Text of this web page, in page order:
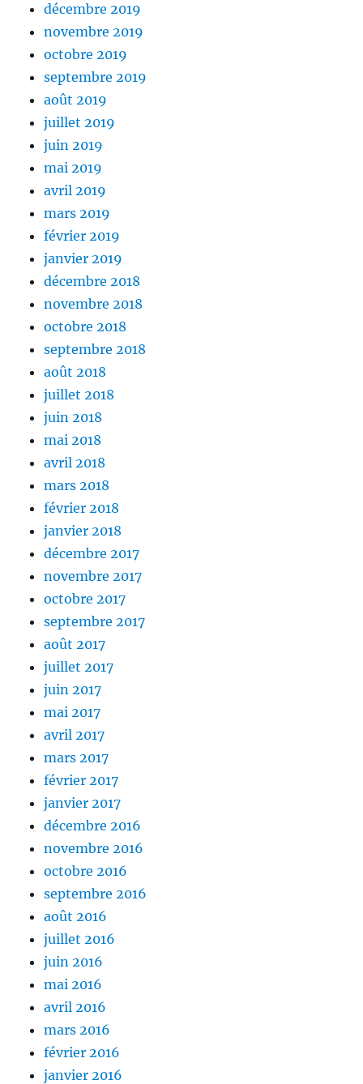
décembre 2019
novembre 2019
octobre 2019
septembre 2019
août 2019
juillet 2019
juin 2019
mai 2019
avril 2019
mars 2019
février 2019
janvier 2019
décembre 2018
novembre 2018
octobre 2018
septembre 2018
août 2018
juillet 2018
juin 2018
mai 2018
avril 2018
mars 2018
février 2018
janvier 2018
décembre 2017
novembre 2017
octobre 2017
septembre 2017
août 2017
juillet 2017
juin 2017
mai 2017
avril 2017
mars 2017
février 2017
janvier 2017
décembre 2016
novembre 2016
octobre 2016
septembre 2016
août 2016
juillet 2016
juin 2016
mai 2016
avril 2016
mars 2016
février 2016
janvier 2016